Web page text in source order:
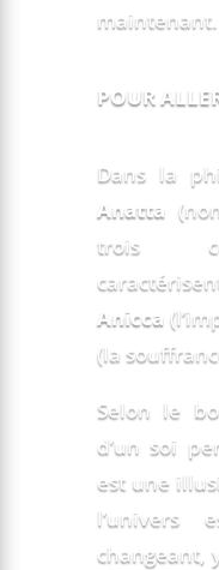
maintenant.
POUR
Anatta
trois
Anicca
(la
Selon le
d’un soi
est une
l’univers
changeant,